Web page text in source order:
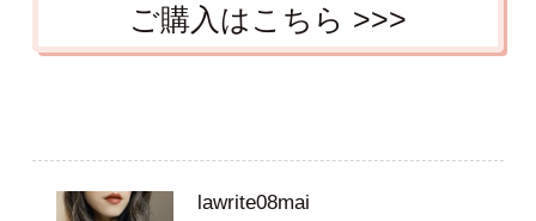
ご購入はこちら >>>
lawrite08mai